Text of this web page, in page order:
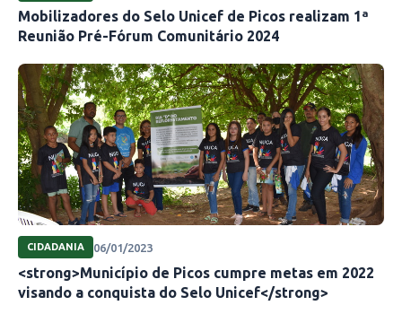
Mobilizadores do Selo Unicef de Picos realizam 1ª
Reunião Pré-Fórum Comunitário 2024
CIDADANIA 06/01/2023
<strong>Município de Picos cumpre metas em 2022
visando a conquista do Selo Unicef</strong>